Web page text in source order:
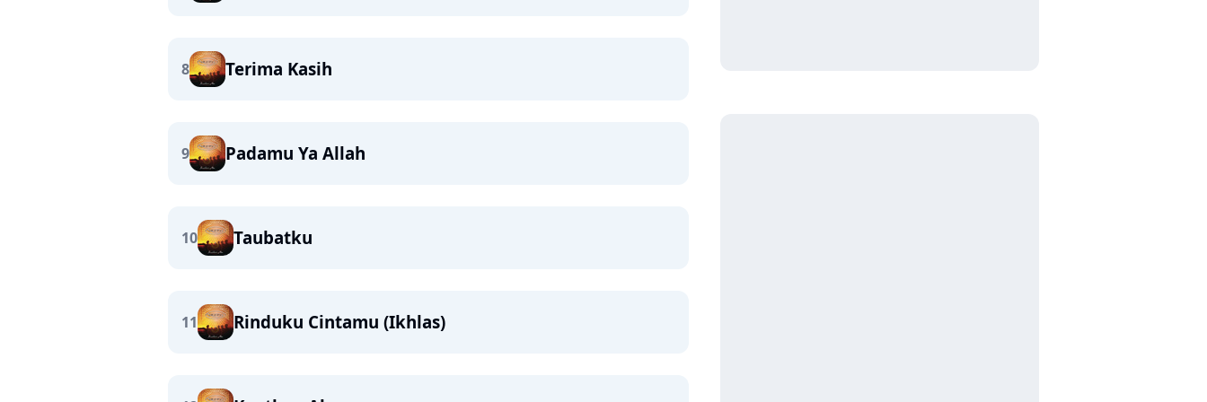
8 Terima Kasih
9 Padamu Ya Allah
10 Taubatku
11 Rinduku Cintamu (Ikhlas)